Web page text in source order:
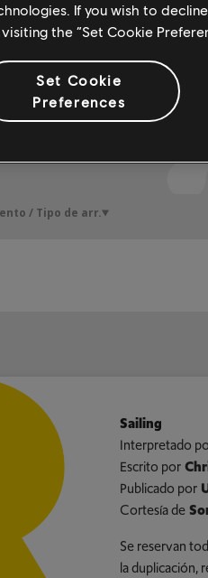
bajo
LA
/ Tipo de arr.
Sailing
Interpretado
Escrito por
Publicado por
Cortesía de
Se reservan
la duplicación,
If you wish to
visiting the “Set Cookie
Set Cookie
Preferences